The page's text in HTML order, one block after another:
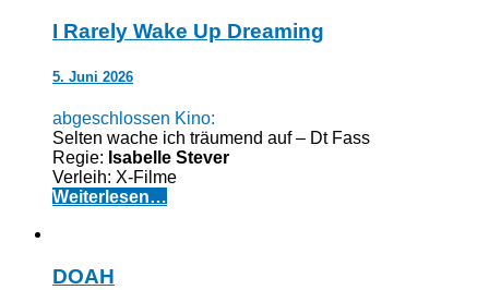
I Rarely Wake Up Dreaming
5. Juni 2026
abgeschlossen Kino:
Selten wache ich träumend auf – Dt Fass
Regie: Isabelle Stever
Verleih: X-Filme
Weiterlesen…
DOAH